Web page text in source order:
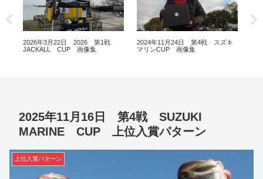
2026年3月22日 2026 第1戦
JACKALL CUP 画像集
2024年11月24日 第4戦 スズキ
マリンCUP 画像集
2025年11月16日 第4戦 SUZUKI
MARINE CUP 上位入賞パターン
上位入賞パターン